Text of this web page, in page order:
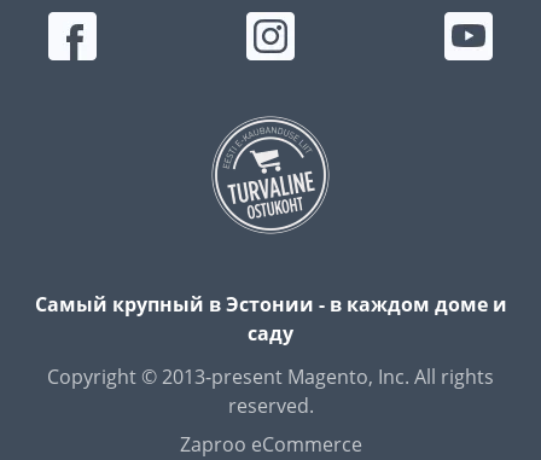
Самый крупный в Эстонии - в каждом доме и
саду
Copyright © 2013-present Magento, Inc. All rights
reserved.
Zaproo eCommerce